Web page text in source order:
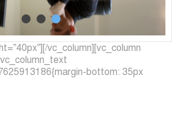
vc_column][vc_column
bottom: 35px